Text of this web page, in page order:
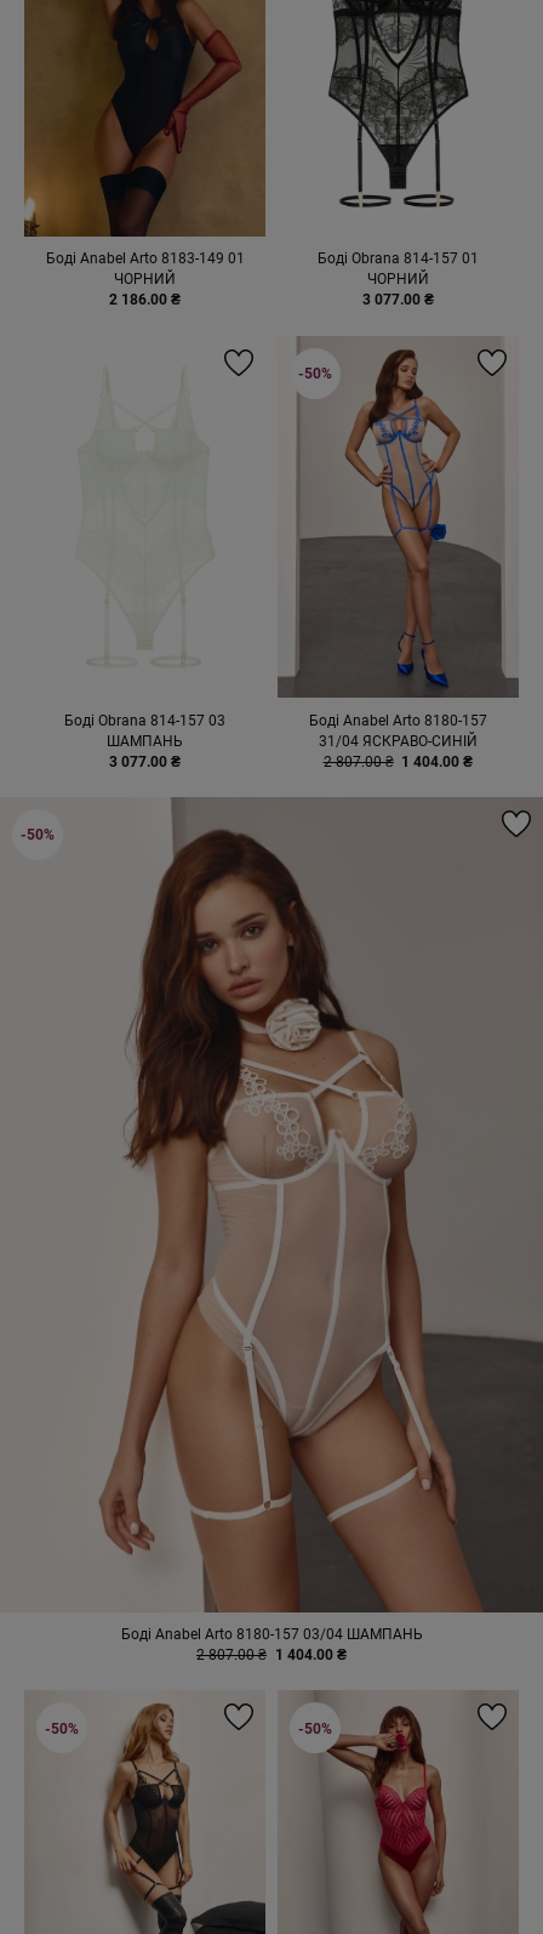
Боді Anabel Arto 8183-149 01
ЧОРНИЙ
2 186.00 ₴
Боді Obrana 814-157 01
ЧОРНИЙ
3 077.00 ₴
Боді Obrana 814-157 03
ШАМПАНЬ
3 077.00 ₴
Боді Anabel Arto 8180-157
31/04 ЯСКРАВО-СИНІЙ
2 807.00 ₴ 1 404.00 ₴
-50%
Боді Anabel Arto 8180-157 03/04 ШАМПАНЬ
2 807.00 ₴ 1 404.00 ₴
-50%
-50% -50%